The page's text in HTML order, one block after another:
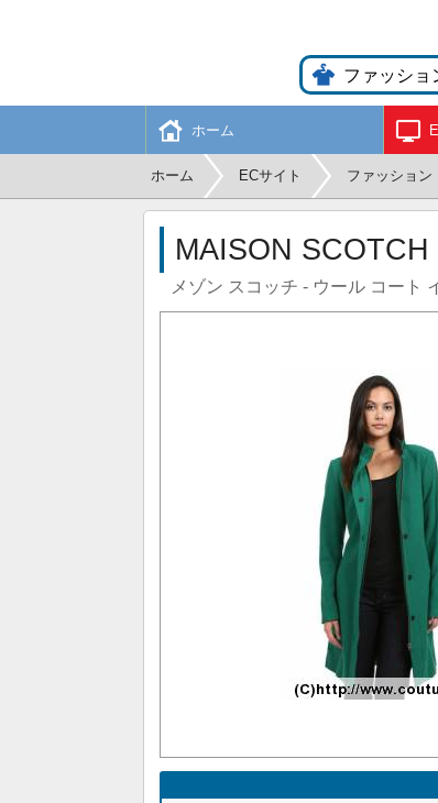
ホーム
ホーム ECサイト ファッション
MAISON
メゾン スコッチ - ウール コート